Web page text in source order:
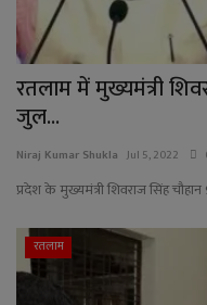
रतलाम में मुख्यमंत्री
जुल...
Niraj Kumar Shukla Jul 5, 2022
प्रदेश के मुख्यमंत्री शिवराज सिंह
रतलाम